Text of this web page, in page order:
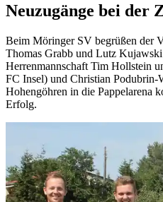
Neuzugänge bei der
Beim Möringer SV begrüßen der
Thomas Grabb und Lutz
Herrenmannschaft Tim Hollstein
FC Insel) und Christian Podubrin-
Hohengöhren in die Pappelarena
Erfolg.